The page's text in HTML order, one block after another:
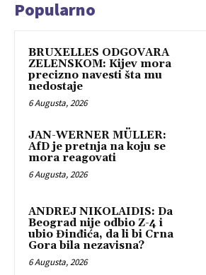
Popularno
BRUXELLES ODGOVARA
ZELENSKOM: Kijev mora
precizno navesti šta mu
nedostaje
6 Augusta, 2026
JAN-WERNER MÜLLER:
AfD je pretnja na koju se
mora reagovati
6 Augusta, 2026
ANDREJ NIKOLAIDIS: Da
Beograd nije odbio Z-4 i
ubio Đinđića, da li bi Crna
Gora bila nezavisna?
6 Augusta, 2026